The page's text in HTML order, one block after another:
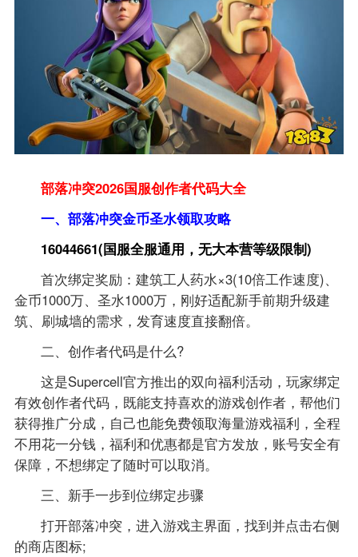
部落冲突2026国服创作者代码大全
一、部落冲突金币圣水领取攻略
16044661(国服全服通用，无大本营等级限制)
首次绑定奖励：建筑工人药水×3(10倍工作速度)、
金币1000万、圣水1000万，刚好适配新手前期升级建
筑、刷城墙的需求，发育速度直接翻倍。
二、创作者代码是什么?
这是Supercell官方推出的双向福利活动，玩家绑定
有效创作者代码，既能支持喜欢的游戏创作者，帮他们
获得推广分成，自己也能免费领取海量游戏福利，全程
不用花一分钱，福利和优惠都是官方发放，账号安全有
保障，不想绑定了随时可以取消。
三、新手一步到位绑定步骤
打开部落冲突，进入游戏主界面，找到并点击右侧
的商店图标;